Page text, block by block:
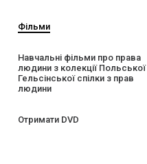
Фільми
Навчальні фільми про права
людини з колекції Польської
Гельсінської спілки з прав
людини
Отримати DVD